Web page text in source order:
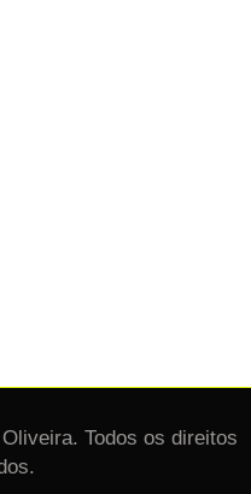
Todos os direitos